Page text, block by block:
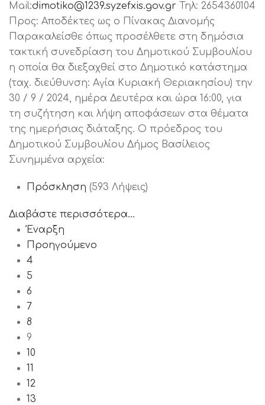
Mail:dimotiko@1239.syzefxis.gov.gr Τηλ: 2654360104
Προς: Αποδέκτες ως ο Πίνακας Διανομής
Παρακαλείσθε όπως προσέλθετε στη δημόσια
τακτική συνεδρίαση του Δημοτικού Συμβουλίου
η οποία θα διεξαχθεί στο Δημοτικό κατάστημα
(ταχ. διεύθυνση: Αγία Κυριακή Θεριακησίου) την
30 / 9 / 2024, ημέρα Δευτέρα και ώρα 16:00, για
τη συζήτηση και λήψη αποφάσεων στα θέματα
της ημερήσιας διάταξης. Ο πρόεδρος του
Δημοτικού Συμβουλίου Δήμος Βασίλειος
Συνημμένα αρχεία:
Πρόσκληση (593 Λήψεις)
Διαβάστε περισσότερα...
Έναρξη
Προηγούμενο
4
5
6
7
8
9
10
11
12
13